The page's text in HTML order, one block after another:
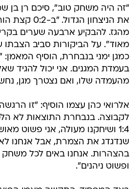
"זה היה משחק טוב", סיכם רן בן
את הניצחון
מהגז. להבקיע ארבעה שערים
מאוד". על הביקורות סביב הצבתו
כמגן ימני בנבחרת, הוסיף המאמן:
בעמדת המגנים. אני יכול להגיד
מהעמדה שלו, ואם נצטרך מגן,
אלרואי כהן עצמו הוסיף: "זו
לקבוצה. בנבחרת התוצאות לא
1:4 ושיחקנו מעולה, אני פשוט
שנדגדג את הצמרת, אבל אנחנו
בהצהרות. אנחנו באים לכל משחק
ופשוט ניהנים".